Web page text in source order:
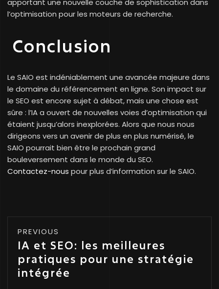
apportant une nouvelle couche de sophistication dans
l’optimisation pour les moteurs de recherche.
Conclusion
Le SAIO est indéniablement une avancée majeure dans
le domaine du référencement en ligne. Son impact sur
le SEO est encore sujet à débat, mais une chose est
sûre : l’IA a ouvert de nouvelles voies d’optimisation qui
étaient jusqu’alors inexplorées. Alors que nous nous
dirigeons vers un avenir de plus en plus numérisé, le
SAIO pourrait bien être le prochain grand
bouleversement dans le monde du SEO.
Contactez-nous pour plus d’information sur le SAIO.
PREVIOUS
IA et SEO: les meilleures
pratiques pour une stratégie
intégrée